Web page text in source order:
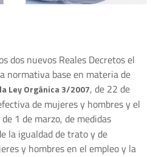
dos nuevos Reales Decretos el
normativa base en materia de
la Ley Orgánica 3/2007, de 22 de
de mujeres y hombres y el
de 1 de marzo, de medidas
la igualdad de trato y de
y hombres en el empleo y la